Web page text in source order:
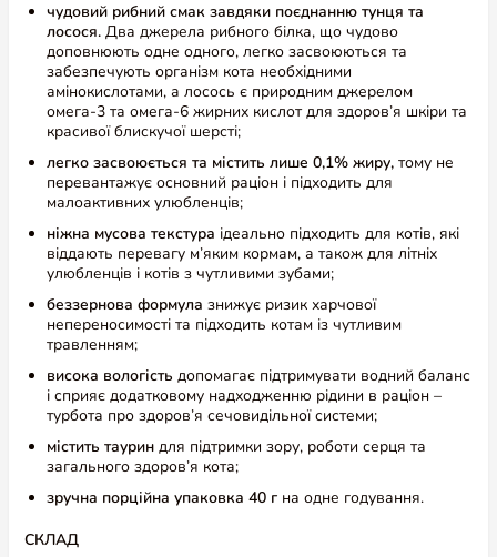
чудовий рибний смак завдяки поєднанню тунця та
лосося. Два джерела рибного білка, що чудово
доповнюють одне одного, легко засвоюються та
забезпечують організм кота необхідними
амінокислотами, а лосось є природним джерелом
омега-3 та омега-6 жирних кислот для здоров’я шкіри та
красивої блискучої шерсті;
легко засвоюється та містить лише 0,1% жиру, тому не
перевантажує основний раціон і підходить для
малоактивних улюбленців;
ніжна мусова текстура ідеально підходить для котів, які
віддають перевагу м’яким кормам, а також для літніх
улюбленців і котів з чутливими зубами;
беззернова формула знижує ризик харчової
непереносимості та підходить котам із чутливим
травленням;
висока вологість допомагає підтримувати водний баланс
і сприяє додатковому надходженню рідини в раціон –
турбота про здоров’я сечовидільної системи;
містить таурин для підтримки зору, роботи серця та
загального здоров’я кота;
зручна порційна упаковка 40 г на одне годування.
СКЛАД